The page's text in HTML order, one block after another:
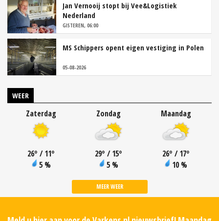
Jan Vernooij stopt bij Vee&Logistiek
Nederland
GISTEREN, 06:00
MS Schippers opent eigen vestiging in Polen
05-08-2026
WEER
Zaterdag
26° / 11°
5 %
Zondag
29° / 15°
5 %
Maandag
26° / 17°
10 %
MEER WEER